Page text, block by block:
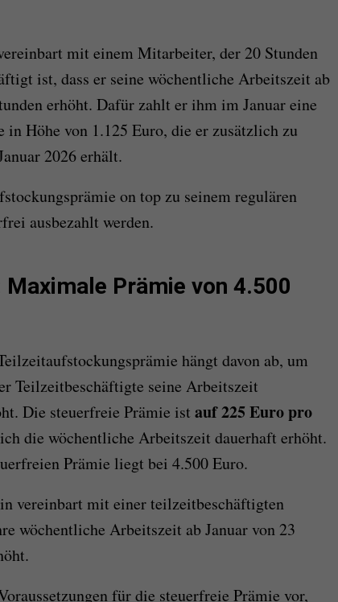
mit einem Mitarbeiter, der 20 Stunden
ist, dass er seine wöchentliche Arbeitszeit ab
erhöht. Dafür zahlt er ihm im Januar eine
Höhe von 1.125 Euro, die er zusätzlich zu
2026 erhält.
on top zu seinem regulären
ausbezahlt werden.
Prämie von 4.500
hängt davon ab, um
Teilzeitbeschäftigte seine Arbeitszeit
Die steuerfreie Prämie ist auf 225 Euro pro
die wöchentliche Arbeitszeit dauerhaft erhöht.
Prämie liegt bei 4.500 Euro.
vereinbart mit einer teilzeitbeschäftigten
wöchentliche Arbeitszeit ab Januar von 23
für die steuerfreie Prämie vor,